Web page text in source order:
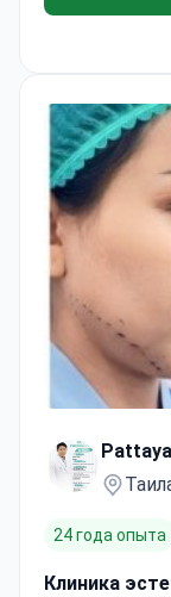
24 года опыта
Клиника